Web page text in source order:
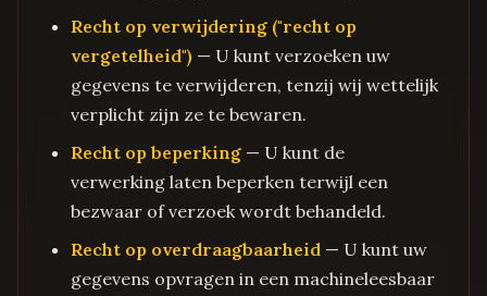
Recht op verwijdering ("recht op
vergetelheid") — U kunt verzoeken uw
gegevens te verwijderen, tenzij wij wettelijk
verplicht zijn ze te bewaren.
Recht op beperking — U kunt de
verwerking laten beperken terwijl een
bezwaar of verzoek wordt behandeld.
Recht op overdraagbaarheid — U kunt uw
gegevens opvragen in een machineleesbaar